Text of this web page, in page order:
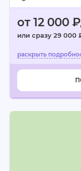
от 12 000
или сразу 29 000